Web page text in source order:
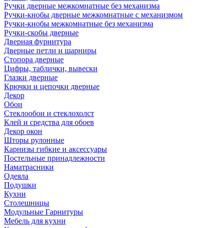
Ручки дверные межкомнатные без механизма
Ручки-кнобы дверные межкомнатные с механизмом
Ручки-кнобы межкомнатные без механизма
Ручки-скобы дверные
Дверная фурнитура
Дверные петли и шарниры
Стопора дверные
Цифры, таблички, вывески
Глазки дверные
Крючки и цепочки дверные
Декор
Обои
Стеклообои и стеклохолст
Клей и средства для обоев
Декор окон
Шторы рулонные
Карнизы гибкие и аксессуары
Постельные принадлежности
Наматрасники
Одеяла
Подушки
Кухни
Столешницы
Модульные Гарнитуры
Мебель для кухни